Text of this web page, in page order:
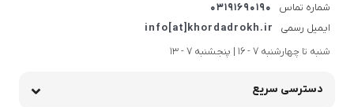
شماره تماس
03191690190
ایمیل رسمی
info[at]khordadrokh.ir
شنبه تا چهارشنبه 7 - 16 | پنجشنبه 7 - 13
دسترسی سریع